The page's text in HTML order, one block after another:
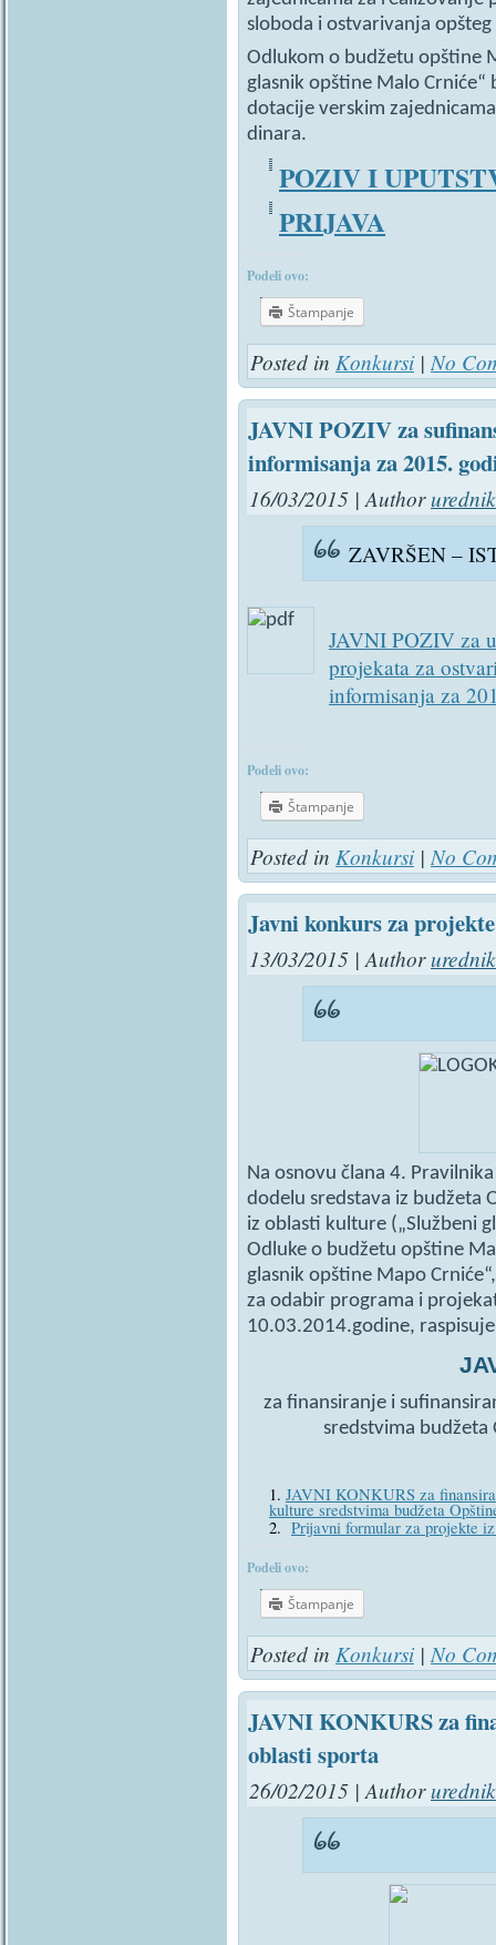
sloboda i ostvarivanja
Odlukom o budžetu opštine
glasnik opštine Malo
dotacije verskim
dinara.
POZIV I
PRIJAVA
Podeli ovo:
Štampanje
Posted in Konkursi |No
JAVNI POZIV za
informisanja za 2015.
16/03/2015 | Authorurednik
ZAVRŠEN –
JAVNI POZIV za
projekata za
informisanja za
Podeli ovo:
Štampanje
Posted in Konkursi | No
Javni konkurs za
13/03/2015 | Authorurednik
Na osnovu člana 4.
dodelu sredstava iz budžeta
iz oblasti kulture („Službeni
Odluke o budžetu opštine
glasnik opštine Mapo
za odabir programa i
10.03.2014.godine, raspisuje
za finansiranje i
sredstvima
JAVNI KONKURS za
kulture sredstvima budžeta
Prijavni formular za projekte
Podeli ovo:
Štampanje
Posted in Konkursi | No
JAVNI KONKURS za
oblasti sporta
26/02/2015 | Authorurednik